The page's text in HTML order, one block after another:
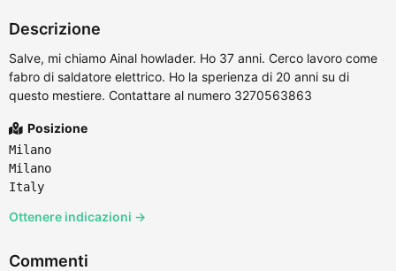
Descrizione
Salve, mi chiamo Ainal howlader. Ho 37 anni. Cerco lavoro come
fabro di saldatore elettrico. Ho la sperienza di 20 anni su di
questo mestiere. Contattare al numero 3270563863
Posizione
Milano
Milano
Italy
Ottenere indicazioni →
Commenti